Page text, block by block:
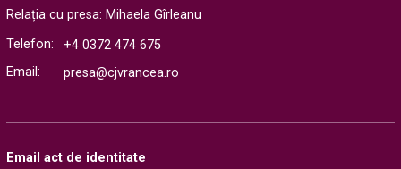
Relația cu presa: Mihaela Gîrleanu
Telefon:
+4 0372 474 675
Email:
presa@cjvrancea.ro
Email act de identitate